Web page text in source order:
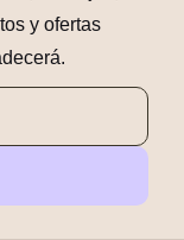
y ofertas